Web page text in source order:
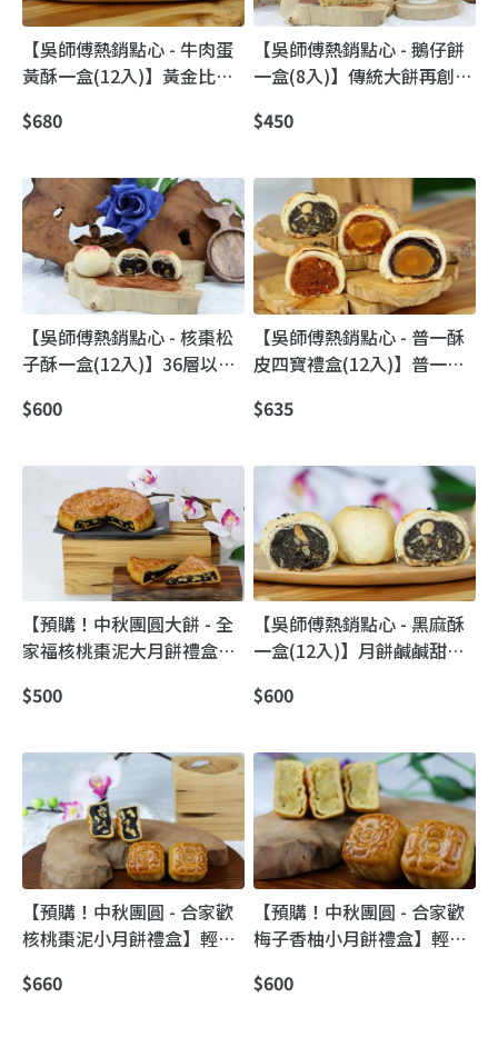
【吳師傅熱銷點心 - 牛肉蛋
黃酥一盒(12入)】黃金比例
$680
【吳師傅熱銷點心 - 鵝仔餅
一盒(8入)】傳統大餅再創新
$450
【吳師傅熱銷點心 - 核棗松
子酥一盒(12入)】36層以上
（松子加倍香）
$600
【吳師傅熱銷點心 - 普一酥
皮四寶禮盒(12入)】普一吳
組：牛肉酥・蛋黃酥・牛肉
$635
【預購！中秋團圓大餅 - 全
家福核桃棗泥大月餅禮盒】
湃・核桃棗泥大滿足
$500
【吳師傅熱銷點心 - 黑麻酥
一盒(12入)】月餅鹹鹹甜甜
$600
【預購！中秋團圓 - 合家歡
核桃棗泥小月餅禮盒】輕量
$660
【預購！中秋團圓 - 合家歡
梅子香柚小月餅禮盒】輕量
中秋送禮超值首選
$600